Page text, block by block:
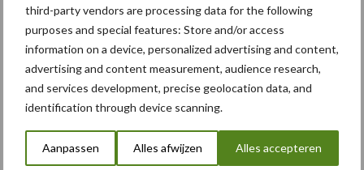
third-party vendors are processing data for the following
purposes and special features: Store and/or access
information on a device, personalized advertising and content,
advertising and content measurement, audience research,
and services development, precise geolocation data, and
identification through device scanning.
Aanpassen Alles afwijzen Alles accepteren
Beroep doen op loonwerkers
Fabrikant Record ontwikkelde deze wagens mede op vraag van
Picavet. Het systeem vervangt de linten volledig en is voor België